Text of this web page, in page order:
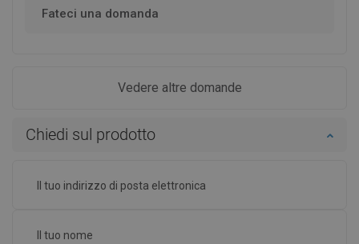
Fateci una domanda
Vedere altre domande
Chiedi sul prodotto